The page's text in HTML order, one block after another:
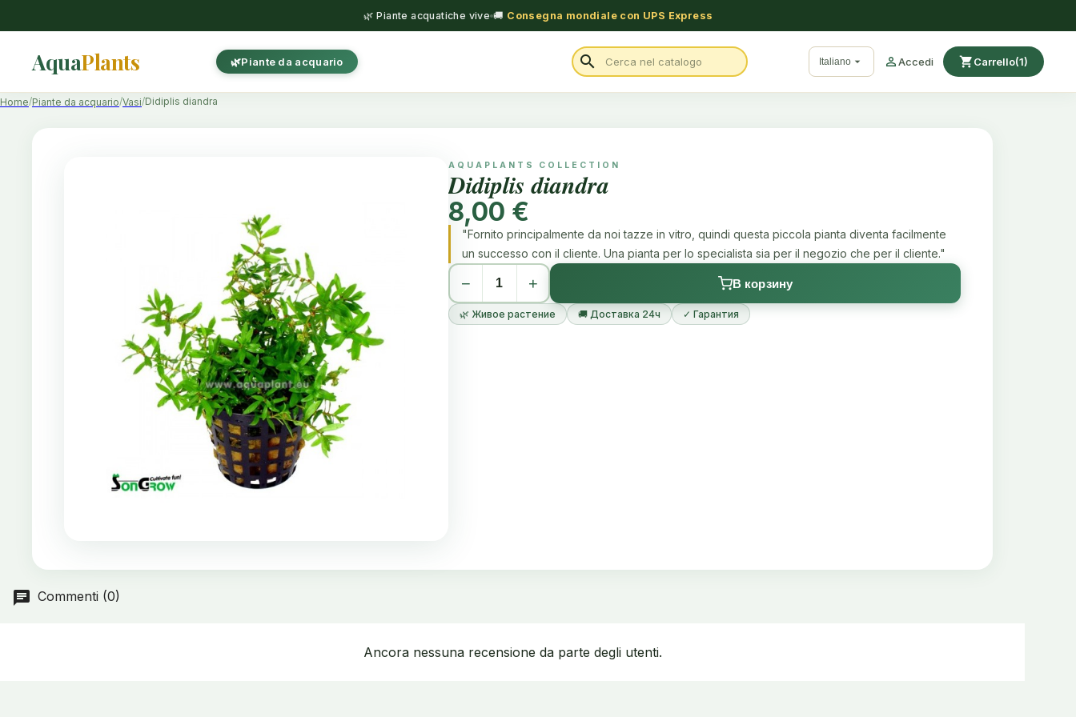
🌿 Piante acquatiche vive 🚚 Consegna mondiale con UPS Express
AquaPlants Piante da acquario search Italiano  Accedi shopping_cartCarrello(1)
Home Piante da acquario Vasi Didiplis diandra
AQUAPLANTS COLLECTION
Didiplis diandra
8,00 €
"Fornito principalmente da noi tazze in vitro, quindi questa piccola pianta diventa facilmente
un successo con il cliente. Una pianta per lo specialista sia per il negozio che per il cliente."
− + В корзину
🌿 Живое растение 🚚 Доставка 24ч ✓ Гарантия
Commenti (0)
Ancora nessuna recensione da parte degli utenti.